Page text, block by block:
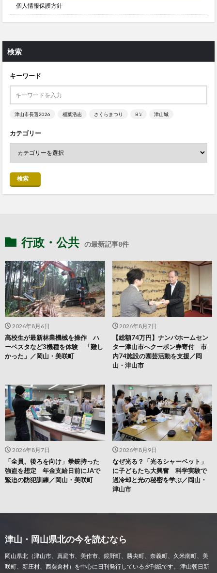
個人情報保護方針
検索
キーワード
津山市長選2026 稲葉浩志 さくらまつり B’z 津山城
カテゴリー
検索
行政・公共 の最新記事8件
2026年8月9日
なぜ光る？「光るシャーベット」
に子どもたち大興奮 科学実験で
過冷却と光の秘密を学ぶ／岡山・
津山市
2026年8月7日
「全員、後ろを向け」拳銃持った
強盗を想定 年金支給日前にJAで
緊迫の防犯訓練／岡山・美咲町
2026年8月7日
【総額74万円】ナンバホームセン
ター津山市へクーポン券寄付 市
内74施設の園芸活動を支援／岡
山・津山市
2026年8月6日
高校生が最新林業機械を操作 ハ
ーベスタなど3機種を体験 「難し
かった」／岡山・美咲町
津山・岡山県北の今を読むなら
岡山県北（津山市、真庭市、美作市、鏡野町、勝央町、奈義町、久米南町、美
咲町、新庄村、西粟倉村）を中心に日刊発行している夕刊紙です。 津山朝日新